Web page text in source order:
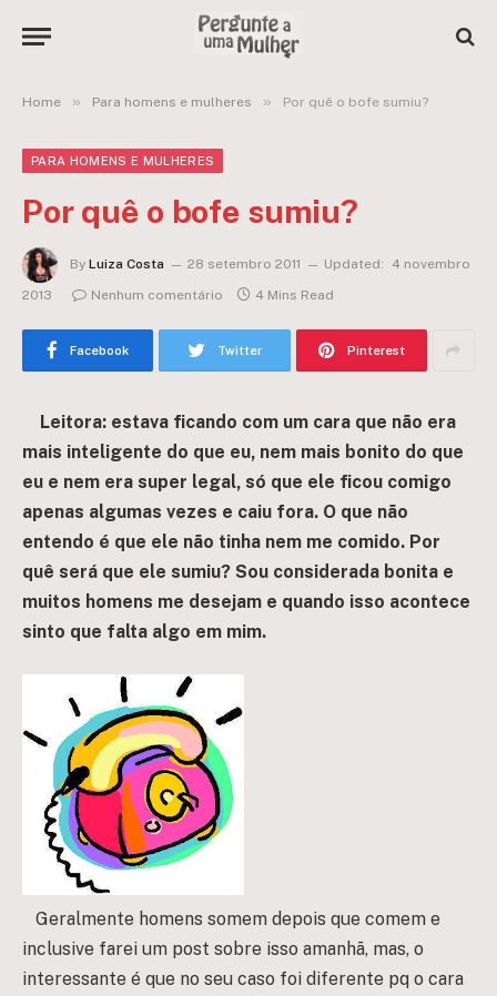
Home » Para homens e mulheres » Por quê o bofe sumiu?
PARA HOMENS E MULHERES
Por quê o bofe sumiu?
By Luiza Costa 28 setembro 2011 Updated:
4 novembro
2013
Nenhum comentário 4 Mins Read
Facebook Twitter Pinterest
Leitora: estava ficando com um cara que não era
mais inteligente do que eu, nem mais bonito do que
eu e nem era super legal, só que ele ficou comigo
apenas algumas vezes e caiu fora. O que não
entendo é que ele não tinha nem me comido. Por
quê será que ele sumiu? Sou considerada bonita e
muitos homens me desejam e quando isso acontece
sinto que falta algo em mim.
Geralmente homens somem depois que comem e
inclusive farei um post sobre isso amanhã, mas, o
interessante é que no seu caso foi diferente pq o cara